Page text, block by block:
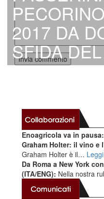
2017 DA
SFIDA
Enoagricola va in pausa:
Graham Holter: il vino e
Graham Holter è il… Leggi
Da Roma a New York
(ITA/ENG): Nella nostra